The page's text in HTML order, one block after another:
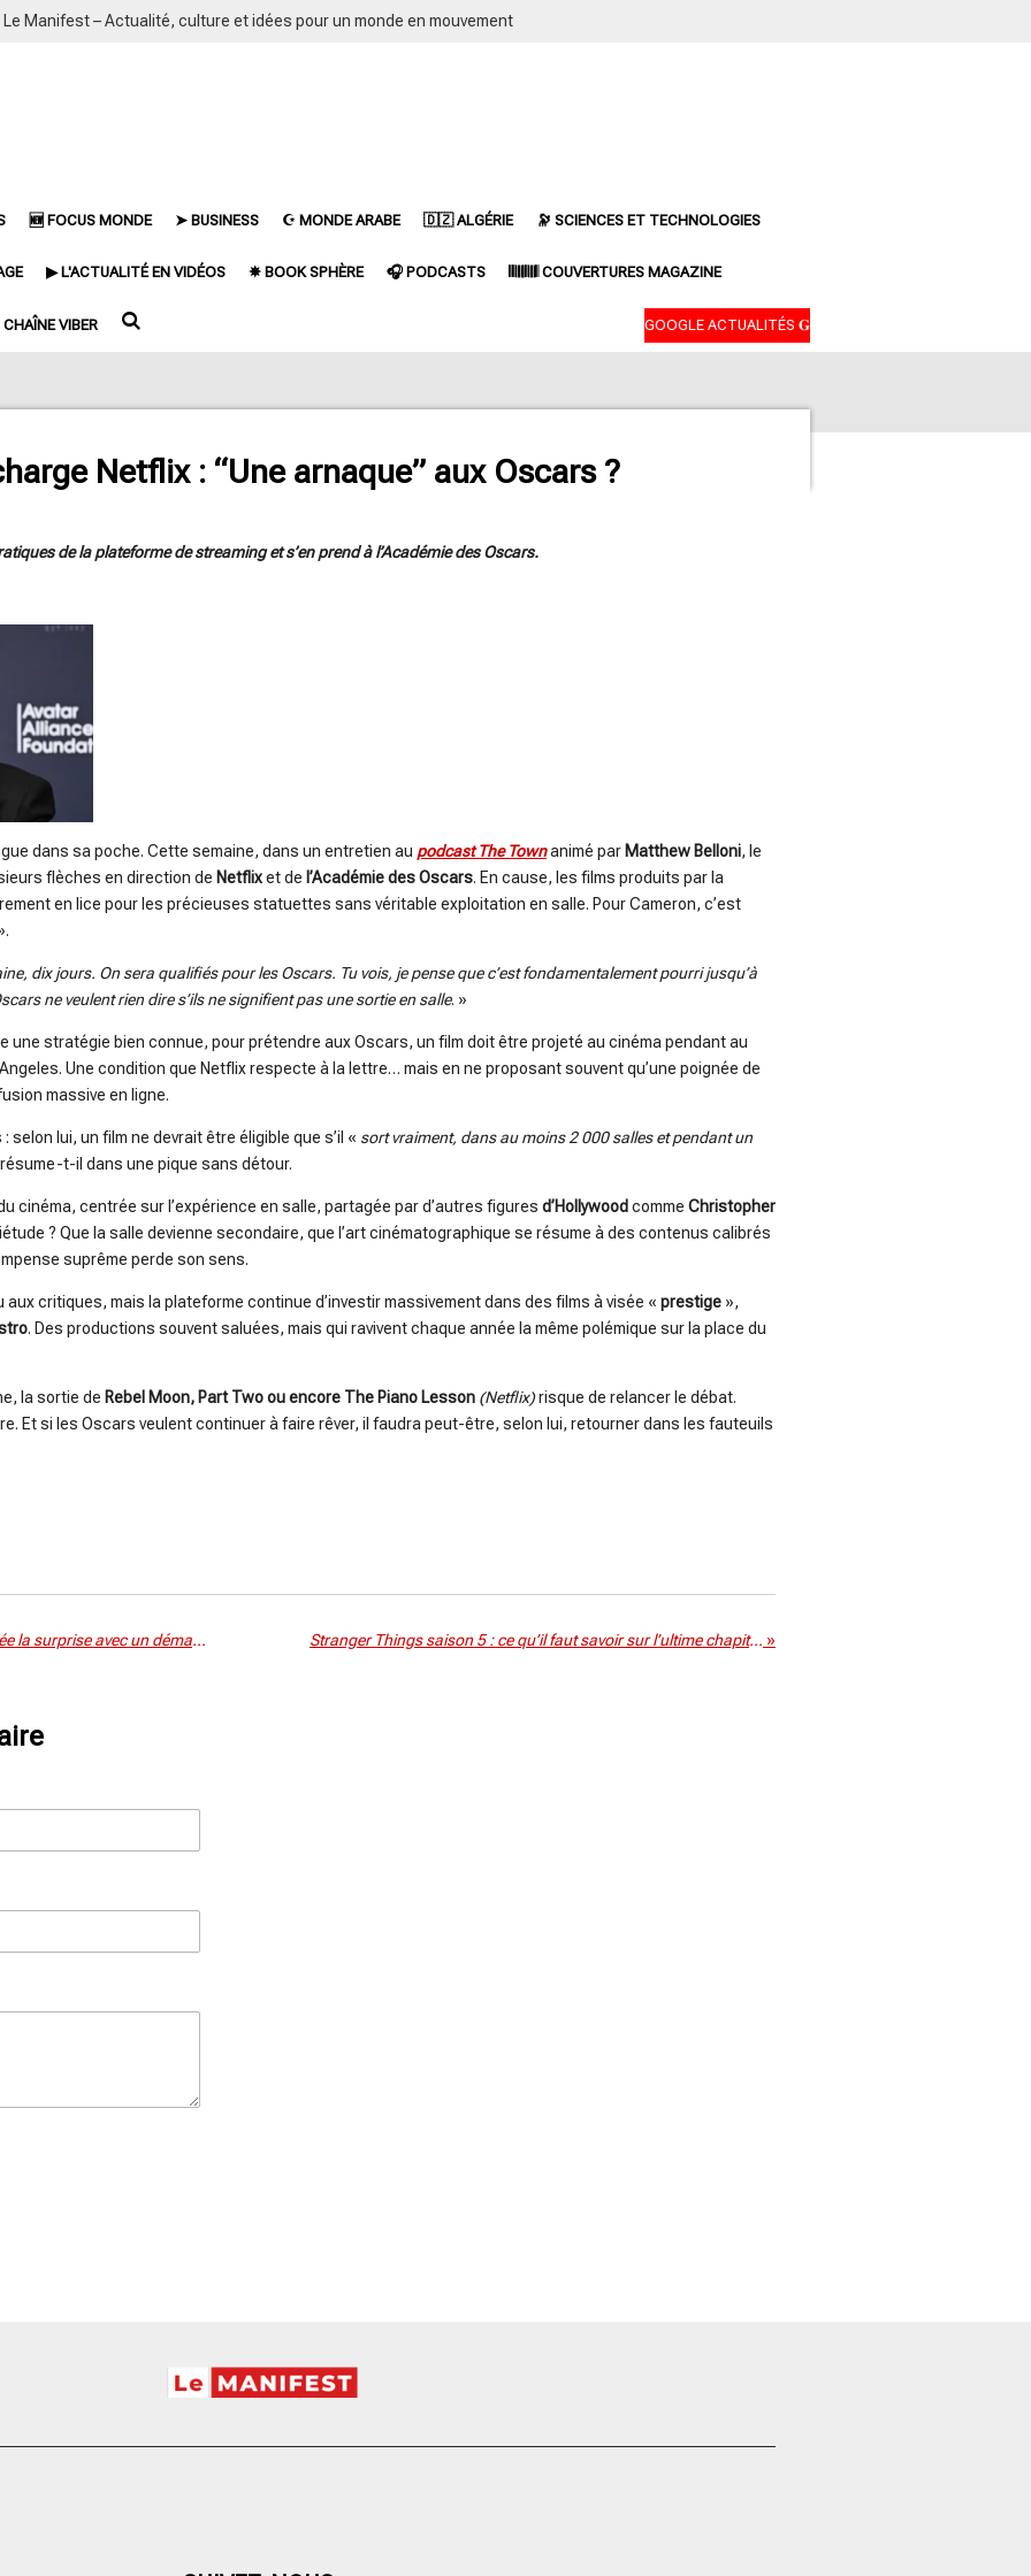
Le Manifest – Actualité, culture et idées pour un monde en mouvement
🆕 FOCUS MONDE ➤ BUSINESS ☪ MONDE ARABE 🇩🇿 ALGÉRIE 🔭 SCIENCES ET TECHNOLOGIES
▶ L'ACTUALITÉ EN VIDÉOS ✵ BOOK SPHÈRE 🎧 PODCASTS 𝄃𝄃𝄂𝄂𝄀𝄁𝄃𝄂𝄂𝄃 COUVERTURES MAGAZINE
CHAÎNE VIBER GOOGLE ACTUALITÉS 𝐆
Netflix : “Une arnaque” aux Oscars ?
de la plateforme de streaming et s’en prend à l’Académie des Oscars.
dans sa poche. Cette semaine, dans un entretien au podcast The Townanimé par Matthew Belloni, le
flèches en direction de Netflixet de l’Académie des Oscars. En cause, les films produits par la
en lice pour les précieuses statuettes sans véritable exploitation en salle. Pour Cameron, c’est
dix jours. On sera qualifiés pour les Oscars. Tu vois, je pense que c’est fondamentalement pourri jusqu’à
ne veulent rien dire s’ils ne signifient pas une sortie en salle. »
une stratégie bien connue, pour prétendre aux Oscars, un film doit être projeté au cinéma pendant au
Une condition que Netflix respecte à la lettre… mais en ne proposant souvent qu’une poignée de
massive en ligne.
lui, un film ne devrait être éligible que s’il « sort vraiment, dans au moins 2 000 salles et pendant un
t-il dans une pique sans détour.
cinéma, centrée sur l’expérience en salle, partagée par d’autres figures d’Hollywood comme Christopher
? Que la salle devienne secondaire, que l’art cinématographique se résume à des contenus calibrés
suprême perde son sens.
aux critiques, mais la plateforme continue d’investir massivement dans des films à visée « prestige »,
. Des productions souvent saluées, mais qui ravivent chaque année la même polémique sur la place du
la sortie de Rebel Moon, Part Two ou encore The Piano Lesson (Netflix)risque de relancer le débat.
Et si les Oscars veulent continuer à faire rêver, il faudra peut-être, selon lui, retourner dans les fauteuils
Box-office : “Now You See Me 3” crée la surprise avec un démarrage à 21–24 M$, tandis que “The Running Man” patine Stranger Things saison 5 : ce qu’il faut savoir sur l’ultime chapitre de la série culte »